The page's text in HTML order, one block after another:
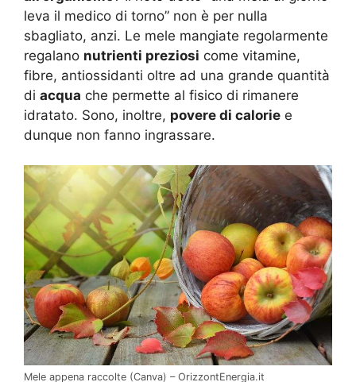
leva il medico di torno” non è per nulla
sbagliato, anzi. Le mele mangiate regolarmente
regalano nutrienti preziosi come vitamine,
fibre, antiossidanti oltre ad una grande quantità
di acqua che permette al fisico di rimanere
idratato. Sono, inoltre, povere di calorie e
dunque non fanno ingrassare.
Mele appena raccolte (Canva) – OrizzontEnergia.it